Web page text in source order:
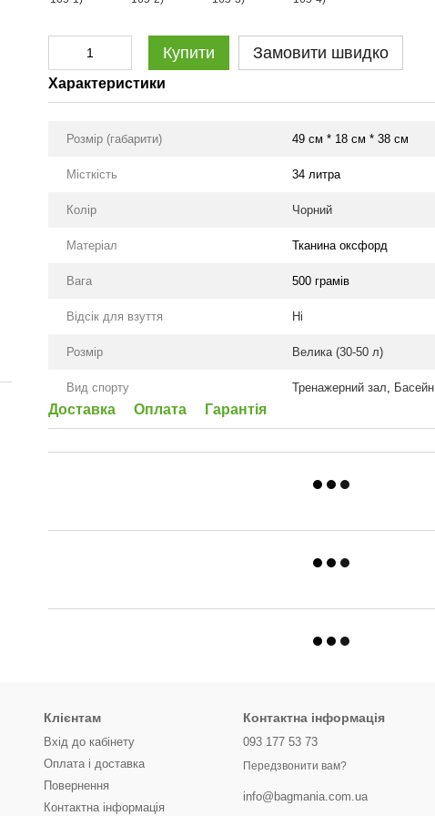
Купити Замовити швидко
Характеристики
Розмір (габарити) 49 см * 18 см * 38 см
Місткість 34 литра
Колір Чорний
Матеріал Тканина оксфорд
Вага 500 грамів
Відсік для взуття Ні
Розмір Велика (30-50 л)
Вид спорту Тренажерний зал, Басейн
Доставка Оплата Гарантія
Клієнтам
Вхід до кабінету
Оплата і доставка
Повернення
Контактна інформація
Контактна інформація
093 177 53 73
Передзвонити вам?
info@bagmania.com.ua